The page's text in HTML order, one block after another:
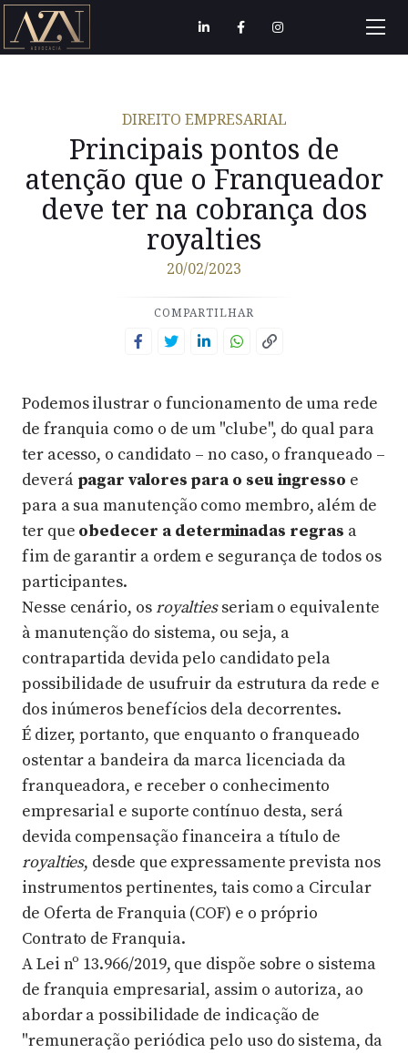
DIREITO EMPRESARIAL
Principais pontos de
atenção que o Franqueador
deve ter na cobrança dos
royalties
20/02/2023
COMPARTILHAR
Podemos ilustrar o funcionamento de uma rede
de franquia como o de um "clube", do qual para
ter acesso, o candidato – no caso, o franqueado –
deverá pagar valores para o seu ingresso e
para a sua manutenção como membro, além de
ter que obedecer a determinadas regras a
fim de garantir a ordem e segurança de todos os
participantes.
Nesse cenário, osroyaltiesseriam o equivalente
à manutenção do sistema, ou seja, a
contrapartida devida pelo candidato pela
possibilidade de usufruir da estrutura da rede e
dos inúmeros benefícios dela decorrentes.
É dizer, portanto, que enquanto o franqueado
ostentar a bandeira da marca licenciada da
franqueadora, e receber o conhecimento
empresarial e suporte contínuo desta, será
devida compensação financeira a título de
royalties, desde que expressamente prevista nos
instrumentos pertinentes, tais como a Circular
de Oferta de Franquia (COF) e o próprio
Contrato de Franquia.
A Lei nº 13.966/2019, que dispõe sobre o sistema
de franquia empresarial, assim o autoriza, ao
abordar a possibilidade de indicação de
"remuneração periódica pelo uso do sistema, da